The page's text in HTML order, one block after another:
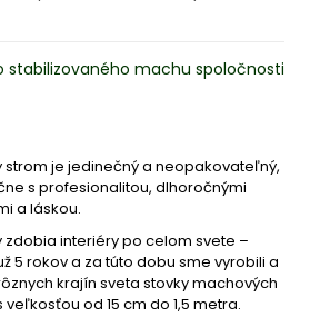
stabilizovaného machu spoločnosti
strom je jedinečný a neopakovateľný,
s profesionalitou, dlhoročnými
a láskou.
zdobia interiéry po celom svete –
5 rokov a za túto dobu sme vyrobili a
krajín sveta stovky machových
od 15 cm do 1,5 metra.